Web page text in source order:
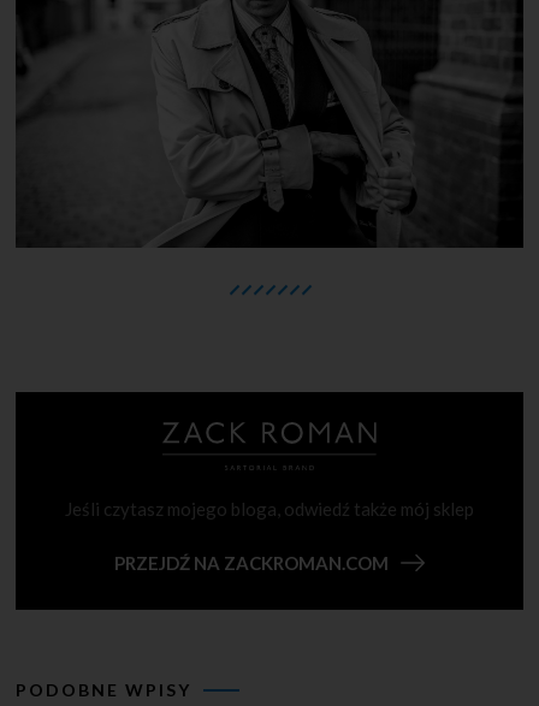
Jeśli czytasz mojego bloga, odwiedź także mój sklep
PRZEJDŹ NA ZACKROMAN.COM
PODOBNE WPISY